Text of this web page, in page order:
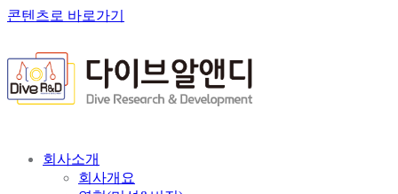
콘텐츠로 바로가기
회사소개
회사개요